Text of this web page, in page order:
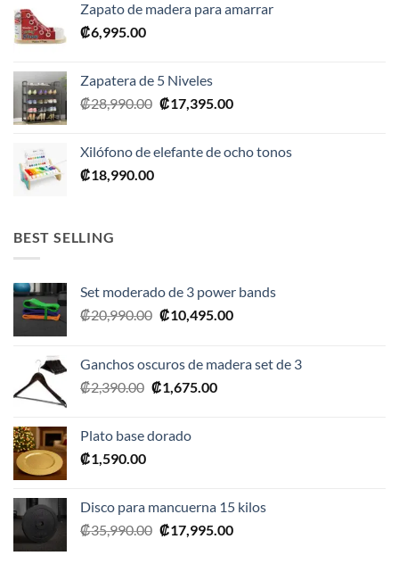
Zapato de madera para amarrar
₡6,995.00
Zapatera de 5 Niveles
₡28,990.00 El
era:
₡17,395.00El
es:
Xilófono de elefante de ocho tonos
₡18,990.00
BEST SELLING
Set moderado de 3 power bands
₡20,990.00 El
era:
₡20,990.00.
₡10,495.00El
es:
Ganchos oscuros de madera set de 3
₡2,390.00 El
era:
₡1,675.00El
Plato base dorado
₡1,590.00
Disco para mancuerna 15 kilos
₡35,990.00 El
₡17,995.00El